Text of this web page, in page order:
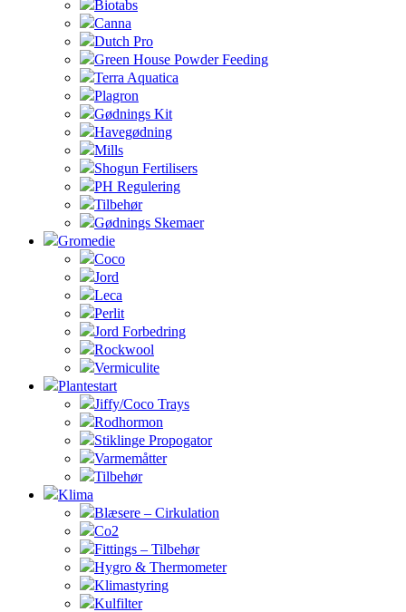
Biotabs
Canna
Dutch Pro
Green House Powder Feeding
Terra Aquatica
Plagron
Gødnings Kit
Havegødning
Mills
Shogun Fertilisers
PH Regulering
Tilbehør
Gødnings Skemaer
Gromedie
Coco
Jord
Leca
Perlit
Jord Forbedring
Rockwool
Vermiculite
Plantestart
Jiffy/Coco Trays
Rodhormon
Stiklinge Propogator
Varmemåtter
Tilbehør
Klima
Blæsere – Cirkulation
Co2
Fittings – Tilbehør
Hygro & Thermometer
Klimastyring
Kulfilter